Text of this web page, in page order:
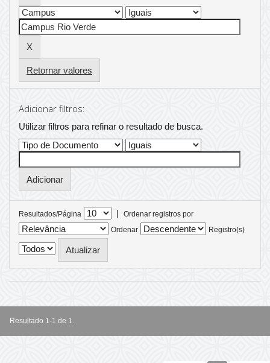
Retornar valores
Adicionar filtros:
Utilizar filtros para refinar o resultado de busca.
Resultados/Página |
Ordenar registros por
Ordenar
Registro(s)
Resultado 1-1 de 1.